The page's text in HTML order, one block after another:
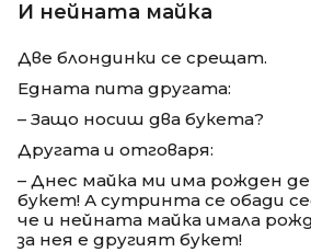
И нейната майка
Две блондинки се срещат.
Едната пита другата:
– Защо носиш два букета?
Другата и отговаря:
– Днес майка ми има рожден
букет! А сутринта се обади
че и нейната майка имала
за нея е другият букет!